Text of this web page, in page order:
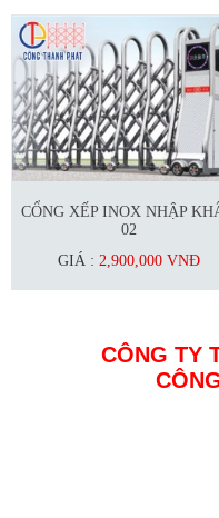
CỔNG XẾP INOX NHẬP
02
GIÁ : 2,900,000 VNĐ
CÔNG TY